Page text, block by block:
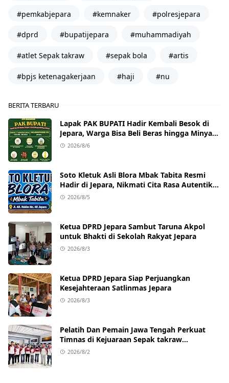
#pemkabjepara #kemnaker #polresjepara
#dprd #bupatijepara #muhammadiyah
#atlet Sepak takraw #sepak bola #artis
#bpjs ketenagakerjaan #haji #nu
BERITA TERBARU
Lapak PAK BUPATI Hadir Kembali Besok di
Jepara, Warga Bisa Beli Beras hingga Minyak
Goreng dengan Harga Terjangkau
2026/8/6
Soto Kletuk Asli Blora Mbak Tabita Resmi
Hadir di Jepara, Nikmati Cita Rasa Autentik
Mulai Rp10 Ribu
2026/8/5
Ketua DPRD Jepara Sambut Taruna Akpol
untuk Bhakti di Sekolah Rakyat Jepara
2026/8/3
Ketua DPRD Jepara Siap Perjuangkan
Kesejahteraan Satlinmas Jepara
2026/8/3
Pelatih Dan Pemain Jawa Tengah Perkuat
Timnas di Kejuaraan Sepak takraw
Internasional
2026/8/2